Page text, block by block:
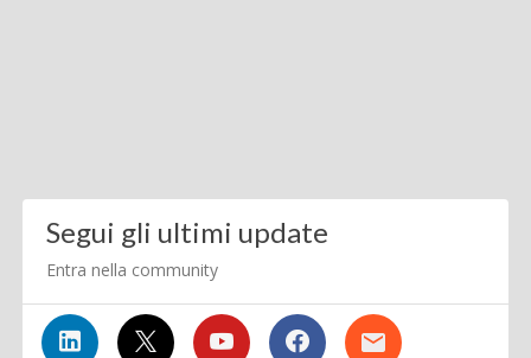
Segui gli ultimi update
Entra nella community